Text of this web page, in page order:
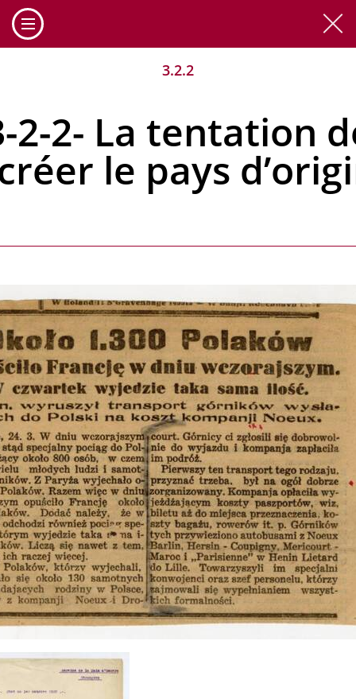
3.2.2
2-2- La tentation
le pays
Cookies management panel